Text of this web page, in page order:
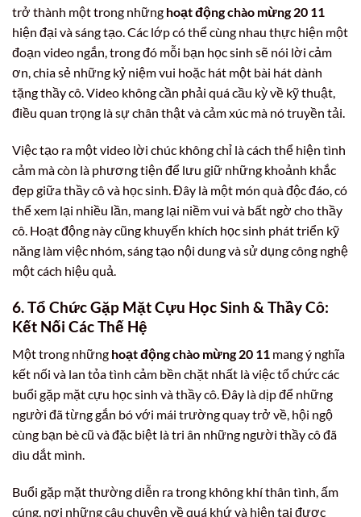
trở thành một trong những hoạt động chào mừng 20 11
hiện đại và sáng tạo. Các lớp có thể cùng nhau thực hiện một
đoạn video ngắn, trong đó mỗi bạn học sinh sẽ nói lời cảm
ơn, chia sẻ những kỷ niệm vui hoặc hát một bài hát dành
tặng thầy cô. Video không cần phải quá cầu kỳ về kỹ thuật,
điều quan trọng là sự chân thật và cảm xúc mà nó truyền tải.
Việc tạo ra một video lời chúc không chỉ là cách thể hiện tình
cảm mà còn là phương tiện để lưu giữ những khoảnh khắc
đẹp giữa thầy cô và học sinh. Đây là một món quà độc đáo, có
thể xem lại nhiều lần, mang lại niềm vui và bất ngờ cho thầy
cô. Hoạt động này cũng khuyến khích học sinh phát triển kỹ
năng làm việc nhóm, sáng tạo nội dung và sử dụng công nghệ
một cách hiệu quả.
6. Tổ Chức Gặp Mặt Cựu Học Sinh & Thầy Cô:
Kết Nối Các Thế Hệ
Một trong những hoạt động chào mừng 20 11 mang ý nghĩa
kết nối và lan tỏa tình cảm bền chặt nhất là việc tổ chức các
buổi gặp mặt cựu học sinh và thầy cô. Đây là dịp để những
người đã từng gắn bó với mái trường quay trở về, hội ngộ
cùng bạn bè cũ và đặc biệt là tri ân những người thầy cô đã
dìu dắt mình.
Buổi gặp mặt thường diễn ra trong không khí thân tình, ấm
cúng, nơi những câu chuyện về quá khứ và hiện tại được